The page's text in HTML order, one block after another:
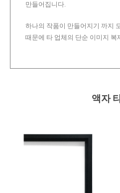
만들어집니다.
하나의 작품이 만들어지기 까지
때문에 타 업체의 단순 이미지 복
액자